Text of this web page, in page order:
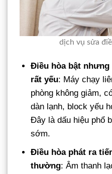
dịch vụ sửa
Điều hòa bật nhưng
rất yếu: Máy chạy
phòng không giảm,
dàn lạnh, block yếu
Đây là dấu hiệu phổ
sớm.
Điều hòa phát ra
thường: Âm thanh